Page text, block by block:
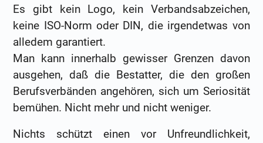
Es gibt kein Logo, kein Verbandsabzeichen,
keine ISO-Norm oder DIN, die irgendetwas von
alledem garantiert.
Man kann innerhalb gewisser Grenzen davon
ausgehen, daß die Bestatter, die den großen
Berufsverbänden angehören, sich um Seriosität
bemühen. Nicht mehr und nicht weniger.
Nichts schützt einen vor Unfreundlichkeit,